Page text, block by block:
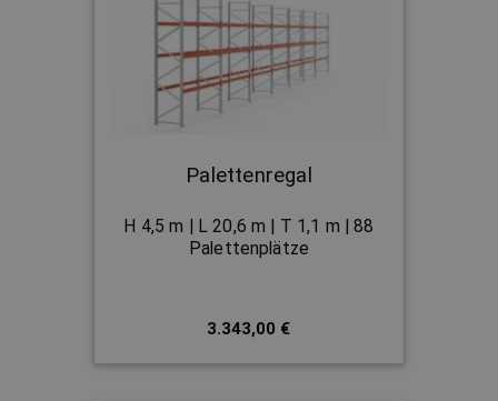
Palettenregal
H 4,5 m | L 20,6 m | T 1,1 m | 88
Palettenplätze
3.343,00 €